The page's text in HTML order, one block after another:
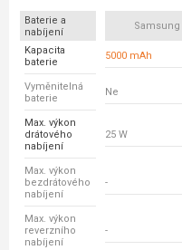
Baterie a
nabíjení
Samsung
Kapacita
baterie
5000 mAh
Vyměnitelná
baterie
Ne
Max. výkon
drátového
nabíjení
25 W
Max. výkon
bezdrátového
nabíjení
-
Max. výkon
reverzního
nabíjení
-